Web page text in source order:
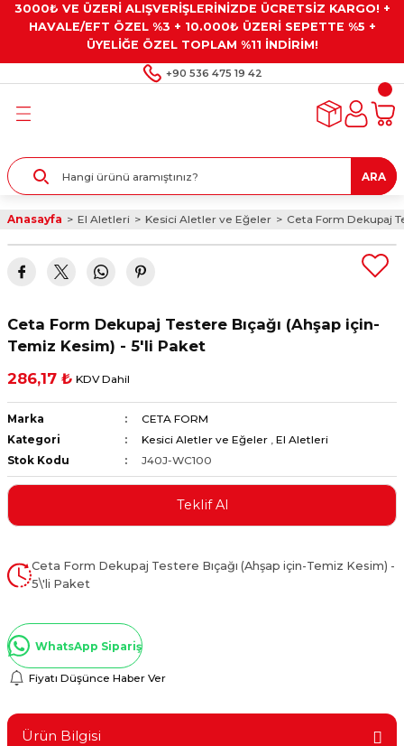
3000₺ VE ÜZERİ ALIŞVERİŞLERİNİZDE ÜCRETSİZ KARGO! +
HAVALE/EFT ÖZEL %3 + 10.000₺ ÜZERİ SEPETTE %5 +
ÜYELİĞE ÖZEL TOPLAM %11 İNDİRİM!
+90 536 475 19 42
Geri Dön
Geri Dön
Geri Dön
Gresler
Geri Dön
Alet Setleri
ve Multimetreler
ve Penseler
Geri Dön
Taşları ve
ARA
Anasayfa El Aletleri Kesici Aletler ve Eğeler Ceta Form Dekupaj
Ceta Form Dekupaj Testere Bıçağı (Ahşap için-
Temiz Kesim) - 5'li Paket
286,17 ₺ KDV Dahil
Marka
CETA FORM
Kategori
Kesici Aletler ve Eğeler , El Aletleri
Stok Kodu
J40J-WC100
Teklif Al
Ceta Form Dekupaj Testere Bıçağı (Ahşap için-Temiz Kesim) -
5\'li Paket
WhatsApp Sipariş
Fiyatı Düşünce Haber Ver
Ürün Bilgisi